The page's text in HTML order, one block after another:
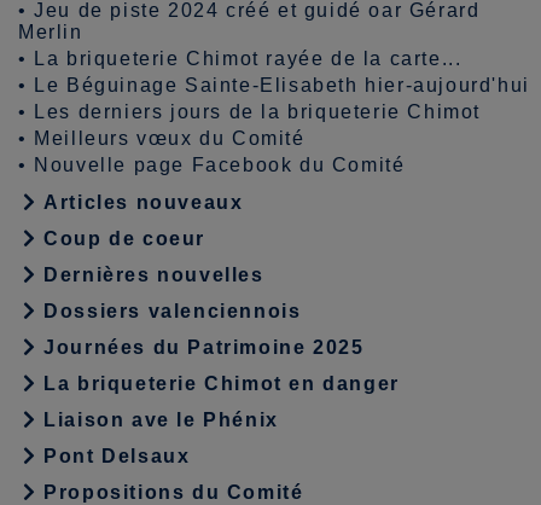
•Jeu de piste 2024 créé et guidé oar Gérard
Merlin
•
La briqueterie Chimot rayée de la carte...
•
Le Béguinage Sainte-Elisabeth hier-aujourd'hui
•
Les derniers jours de la briqueterie Chimot
• Meilleurs vœux du Comité
• Nouvelle page Facebook du Comité
Articles nouveaux
Coup de coeur
Dernières nouvelles
Dossiers valenciennois
Journées du Patrimoine 2025
La briqueterie Chimot en danger
Liaison ave le Phénix
Pont Delsaux
Propositions du Comité